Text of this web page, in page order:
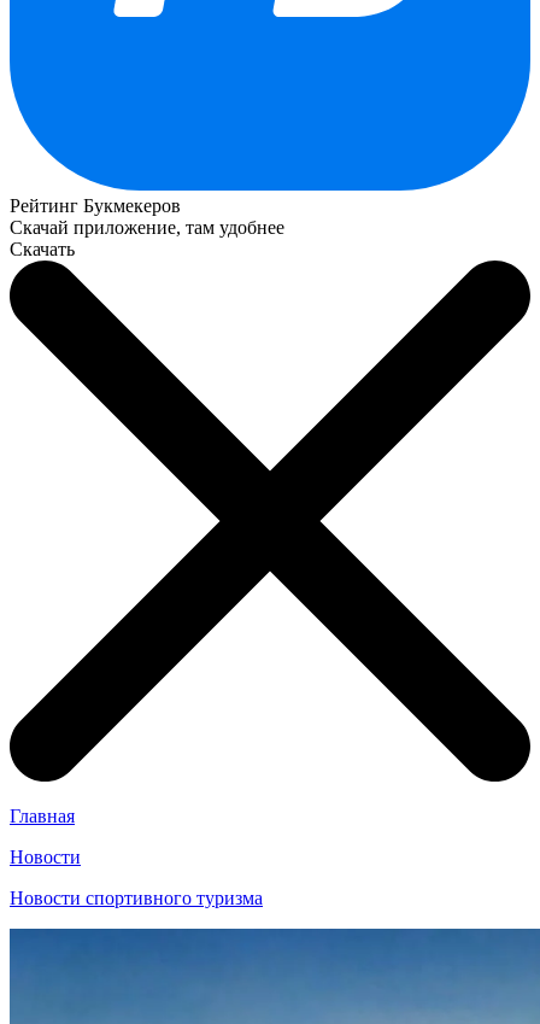
Рейтинг Букмекеров
Скачай приложение, там удобнее
Скачать
Главная
Новости
Новости спортивного туризма